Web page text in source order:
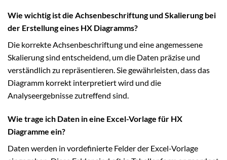
Wie wichtig ist die Achsenbeschriftung und Skalierung bei
der Erstellung eines HX Diagramms?
Die korrekte Achsenbeschriftung und eine angemessene
Skalierung sind entscheidend, um die Daten präzise und
verständlich zu repräsentieren. Sie gewährleisten, dass das
Diagramm korrekt interpretiert wird und die
Analyseergebnisse zutreffend sind.
Wie trage ich Daten in eine Excel-Vorlage für HX
Diagramme ein?
Daten werden in vordefinierte Felder der Excel-Vorlage